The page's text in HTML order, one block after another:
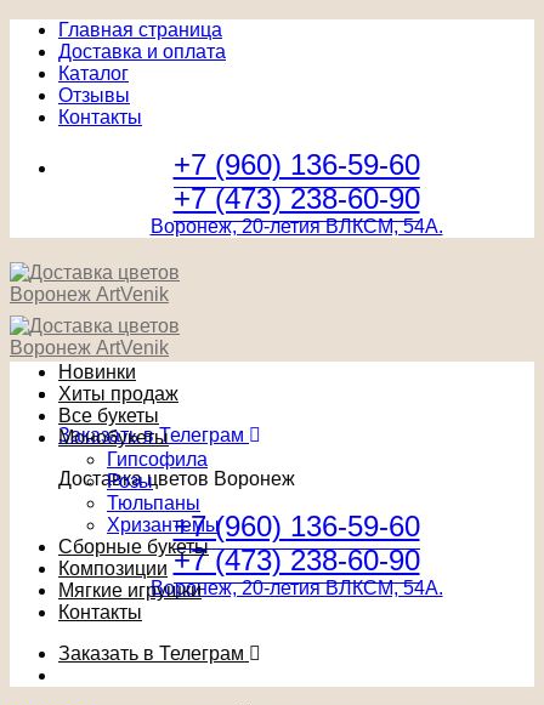
Главная страница
Доставка и оплата
Каталог
Отзывы
Контакты
+7 (960) 136-59-60
+7 (473) 238-60-90
Воронеж, 20-летия ВЛКСМ, 54А.
Заказать в Телеграм
Доставка цветов Воронеж
+7 (960) 136-59-60
+7 (473) 238-60-90
Воронеж, 20-летия ВЛКСМ, 54А.
Новинки
Хиты продаж
Все букеты
Монобукеты
Гипсофила
Розы
Тюльпаны
Хризантемы
Сборные букеты
Композиции
Мягкие игрушки
Контакты
Заказать в Телеграм